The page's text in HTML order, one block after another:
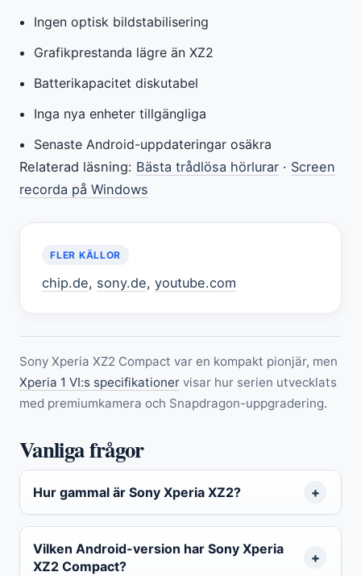
Ingen optisk bildstabilisering
Grafikprestanda lägre än XZ2
Batterikapacitet diskutabel
Inga nya enheter tillgängliga
Senaste Android-uppdateringar osäkra
Relaterad läsning: Bästa trådlösa hörlurar · Screen
recorda på Windows
FLER KÄLLOR
chip.de, sony.de,youtube.com
Sony Xperia XZ2 Compact var en kompakt pionjär, men
Xperia 1 VI:s specifikationer visar hur serien utvecklats
med premiumkamera och Snapdragon-uppgradering.
Vanliga frågor
Hur gammal är Sony Xperia XZ2?
Vilken Android-version har Sony Xperia
XZ2 Compact?